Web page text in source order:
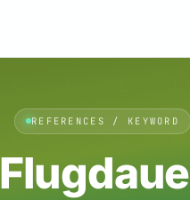
REFERENCES / KEYWORD